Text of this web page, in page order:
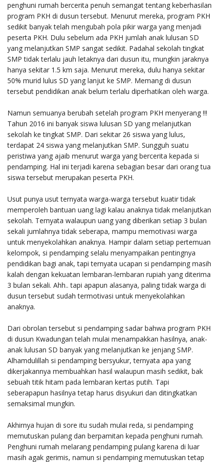
penghuni rumah bercerita penuh semangat tentang keberhasilan
program PKH di dusun tersebut. Menurut mereka, program PKH
sedikit banyak telah mengubah pola pikir warga yang menjadi
peserta PKH. Dulu sebelum ada PKH jumlah anak lulusan SD
yang melanjutkan SMP sangat sedikit. Padahal sekolah tingkat
SMP tidak terlalu jauh letaknya dari dusun itu, mungkin jaraknya
hanya sekitar 1.5 km saja. Menurut mereka, dulu hanya sekitar
50% murid lulus SD yang lanjut ke SMP. Memang di dusun
tersebut pendidikan anak belum terlalu diperhatikan oleh warga.
Namun semuanya berubah setelah program PKH menyerang !!!
Tahun 2016 ini banyak siswa lulusan SD yang melanjutkan
sekolah ke tingkat SMP. Dari sekitar 26 siswa yang lulus,
terdapat 24 siswa yang melanjutkan SMP. Sungguh suatu
peristiwa yang ajaib menurut warga yang bercerita kepada si
pendamping. Hal ini terjadi karena sebagian besar dari orang tua
siswa tersebut merupakan peserta PKH.
Usut punya usut ternyata warga-warga tersebut kuatir tidak
memperoleh bantuan uang lagi kalau anaknya tidak melanjutkan
sekolah. Ternyata walaupun uang yang diberikan setiap 3 bulan
sekali jumlahnya tidak seberapa, mampu memotivasi warga
untuk menyekolahkan anaknya. Hampir dalam setiap pertemuan
kelompok, si pendamping selalu menyampaikan pentingnya
pendidikan bagi anak, tapi ternyata ucapan si pendamping masih
kalah dengan kekuatan lembaran-lembaran rupiah yang diterima
3 bulan sekali. Ahh.. tapi apapun alasanya, paling tidak warga di
dusun tersebut sudah termotivasi untuk menyekolahkan
anaknya.
Dari obrolan tersebut si pendamping sadar bahwa program PKH
di dusun Kwadungan telah mulai menampakkan hasilnya, anak-
anak lulusan SD banyak yang melanjutkan ke jenjang SMP.
Alhamdulillah si pendamping bersyukur, ternyata apa yang
dikerjakannya membuahkan hasil walaupun masih sedikit, bak
sebuah titik hitam pada lembaran kertas putih. Tapi
seberapapun hasilnya tetap harus disyukuri dan ditingkatkan
semaksimal mungkin.
Akhirnya hujan di sore itu sudah mulai reda, si pendamping
memutuskan pulang dan berpamitan kepada penghuni rumah.
Penghuni rumah melarang pendamping pulang karena di luar
masih agak gerimis, namun si pendamping memutuskan tetap